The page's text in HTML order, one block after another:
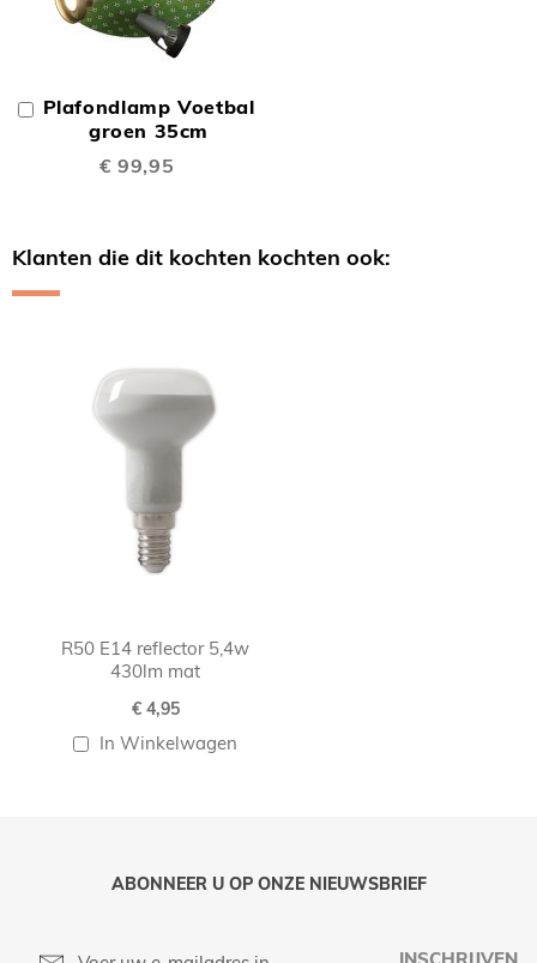
Plafondlamp Voetbal
groen 35cm
€ 99,95
In
Winkelwagen
Klanten die dit kochten kochten ook:
R50 E14 reflector 5,4w
430lm mat
€ 4,95
In Winkelwagen
ABONNEER U OP ONZE NIEUWSBRIEF